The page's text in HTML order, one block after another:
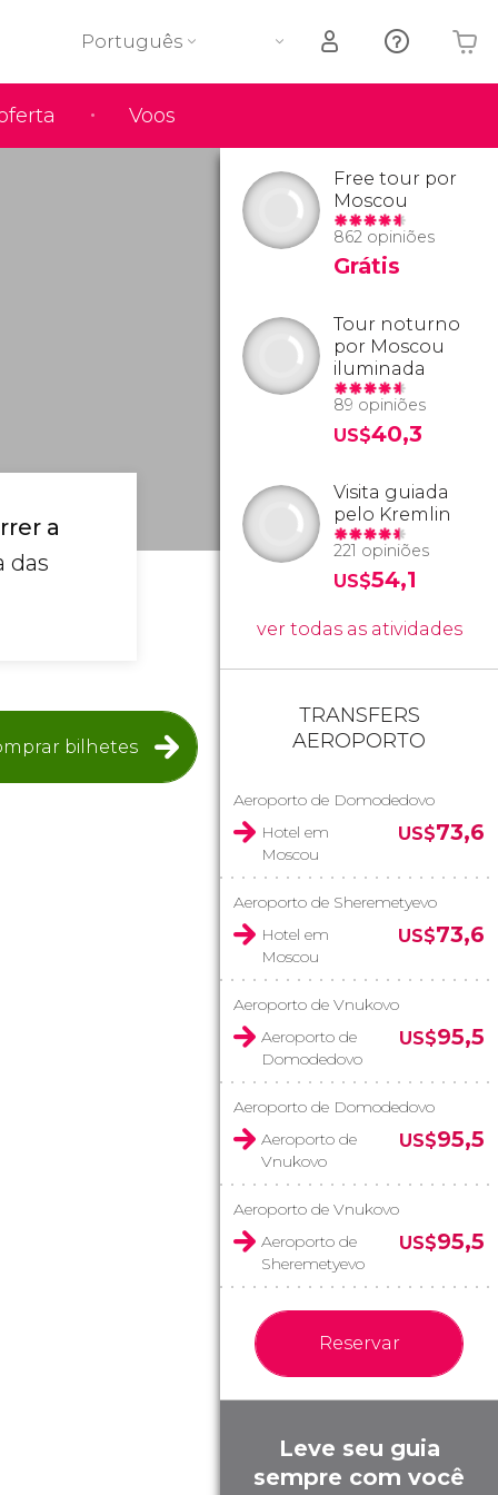
Voos
Português
a
das
bilhetes
Free tour por
Moscou
862 opiniões
Grátis
Tour noturno
por Moscou
iluminada
89 opiniões
US$40,3
Visita guiada
pelo Kremlin
221 opiniões
US$54,1
ver todas as atividades
TRANSFERS
AEROPORTO
Aeroporto de Domodedovo
Hotel em
Moscou
US$73,6
Aeroporto de Sheremetyevo
Hotel em
Moscou
US$73,6
Aeroporto de Vnukovo
Aeroporto de
Domodedovo
US$95,5
Aeroporto de Domodedovo
Aeroporto de
Vnukovo
US$95,5
Aeroporto de Vnukovo
Aeroporto de
Sheremetyevo
US$95,5
Reservar
Leve seu guia
sempre com você